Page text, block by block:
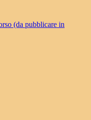
(da pubblicare in